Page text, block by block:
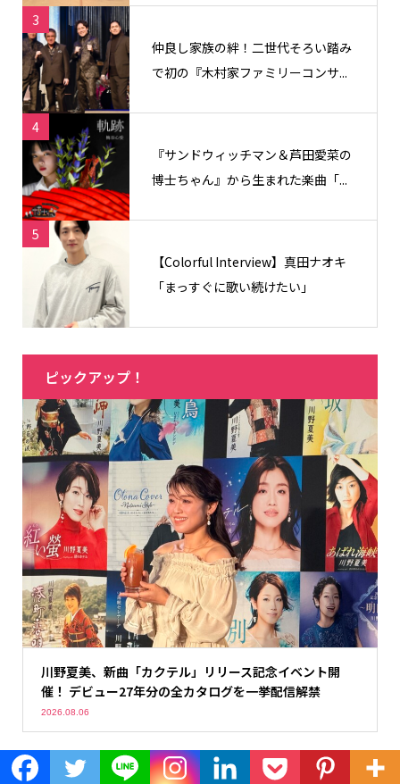
3
仲良し家族の絆！二世代そろい踏み
で初の『木村家ファミリーコンサ...
4
『サンドウィッチマン＆芦田愛菜の
博士ちゃん』から生まれた楽曲「...
5
【Colorful Interview】真田ナオキ
「まっすぐに歌い続けたい」
ピックアップ！
川野夏美、新曲「カクテル」リリース記念イベント開
催！ デビュー27年分の全カタログを一挙配信解禁
2026.08.06
Tweets by colorfulstaff